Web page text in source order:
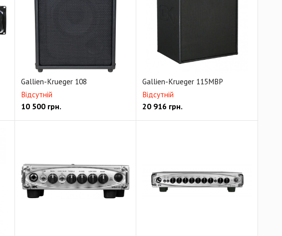
Gallien-Krueger 108
Відсутній
10 500грн.
Gallien-Krueger 115MBP
Відсутній
20 916 грн.